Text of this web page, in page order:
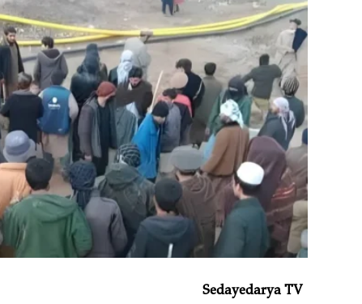
Sedayedarya TV